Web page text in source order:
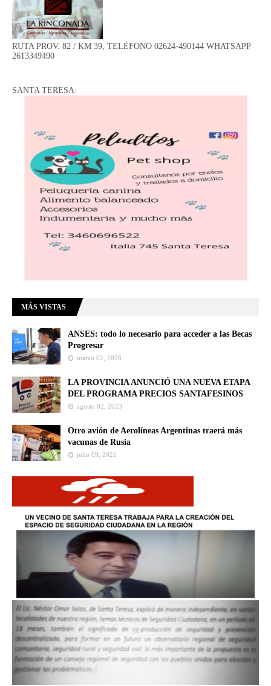
RUTA PROV. 82 / KM 39, TELÉFONO 02624-490144 WHATSAPP
2613349490
SANTA TERESA:
MÁS VISTAS
ANSES: todo lo necesario para acceder a las Becas
Progresar
marzo 02, 2026
LA PROVINCIA ANUNCIÓ UNA NUEVA ETAPA
DEL PROGRAMA PRECIOS SANTAFESINOS
agosto 02, 2023
Otro avión de Aerolíneas Argentinas traerá más
vacunas de Rusia
julio 09, 2021